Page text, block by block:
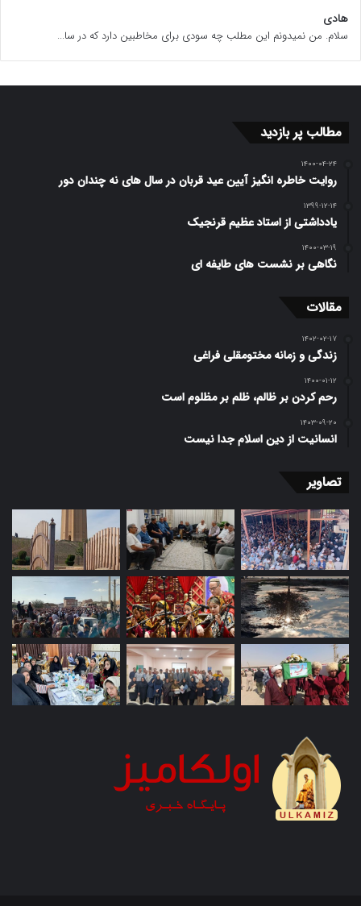
هادی
سلام. من نمیدونم این مطلب چه سودی برای مخاطبین دارد که در سا...
مطالب پر بازدید
۱۴۰۰-۰۴-۲۴
روایت خاطره انگیز آیین عید قربان در سال های نه چندان دور
۱۳۹۹-۱۲-۱۴
یادداشتی از استاد عظیم قرنجیک
۱۴۰۰-۰۳-۱۹
نگاهی بر نشست های طایفه ای
مقالات
۱۴۰۲-۰۲-۱۷
زندگی و زمانه مختومقلی فراغی
۱۴۰۰-۰۱-۱۲
رحم کردن بر ظالم، ظلم بر مظلوم است
۱۴۰۳-۰۹-۲۰
انسانیت از دین اسلام جدا نیست
تصاویر